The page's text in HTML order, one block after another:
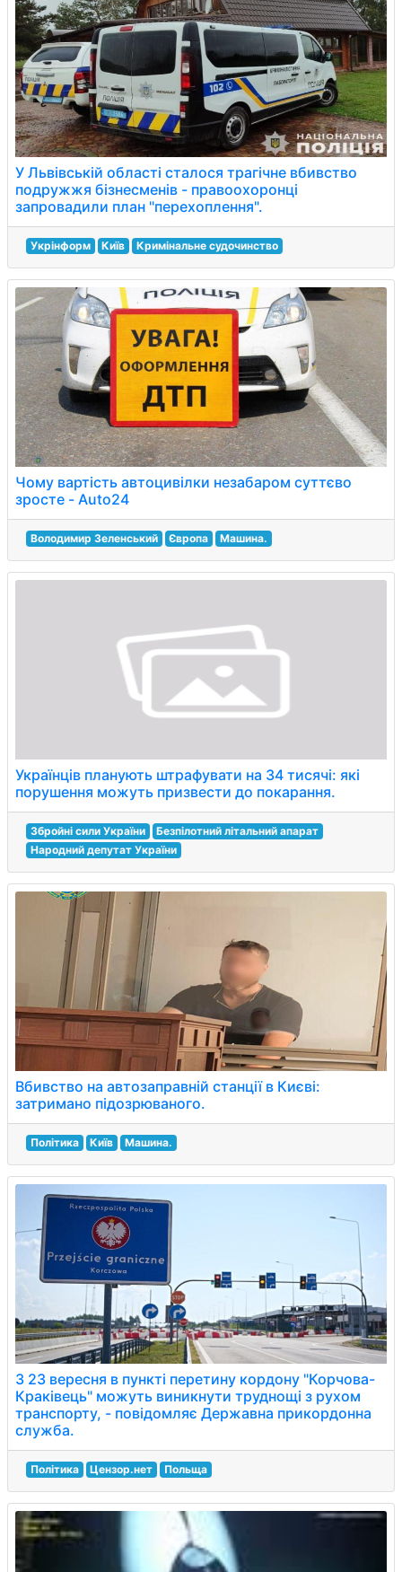
У Львівській області сталося трагічне вбивство
подружжя бізнесменів - правоохоронці
запровадили план "перехоплення".
Укрінформ Київ Кримінальне судочинство
Чому вартість автоцивілки незабаром суттєво
зросте - Auto24
Володимир Зеленський Європа Машина.
Українців планують штрафувати на 34 тисячі: які
порушення можуть призвести до покарання.
Збройні сили України
Безпілотний літальний апарат
Народний депутат України
Вбивство на автозаправній станції в Києві:
затримано підозрюваного.
Політика Київ Машина.
З 23 вересня в пункті перетину кордону "Корчова-
Краківець" можуть виникнути труднощі з рухом
транспорту, - повідомляє Державна прикордонна
служба.
Політика Цензор.нет Польща